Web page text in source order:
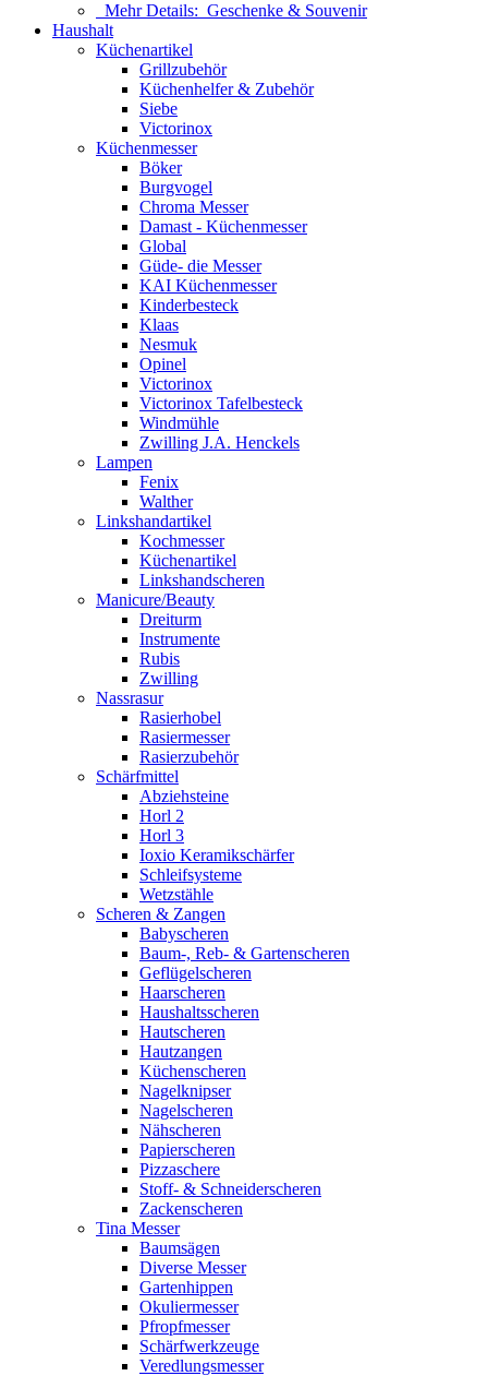
Mehr Details: Geschenke & Souvenir
Haushalt
Küchenartikel
Grillzubehör
Küchenhelfer & Zubehör
Siebe
Victorinox
Küchenmesser
Böker
Burgvogel
Chroma Messer
Damast - Küchenmesser
Global
Güde- die Messer
KAI Küchenmesser
Kinderbesteck
Klaas
Nesmuk
Opinel
Victorinox
Victorinox Tafelbesteck
Windmühle
Zwilling J.A. Henckels
Lampen
Fenix
Walther
Linkshandartikel
Kochmesser
Küchenartikel
Linkshandscheren
Manicure/Beauty
Dreiturm
Instrumente
Rubis
Zwilling
Nassrasur
Rasierhobel
Rasiermesser
Rasierzubehör
Schärfmittel
Abziehsteine
Horl 2
Horl 3
Ioxio Keramikschärfer
Schleifsysteme
Wetzstähle
Scheren & Zangen
Babyscheren
Baum-, Reb- & Gartenscheren
Geflügelscheren
Haarscheren
Haushaltsscheren
Hautscheren
Hautzangen
Küchenscheren
Nagelknipser
Nagelscheren
Nähscheren
Papierscheren
Pizzaschere
Stoff- & Schneiderscheren
Zackenscheren
Tina Messer
Baumsägen
Diverse Messer
Gartenhippen
Okuliermesser
Pfropfmesser
Schärfwerkzeuge
Veredlungsmesser